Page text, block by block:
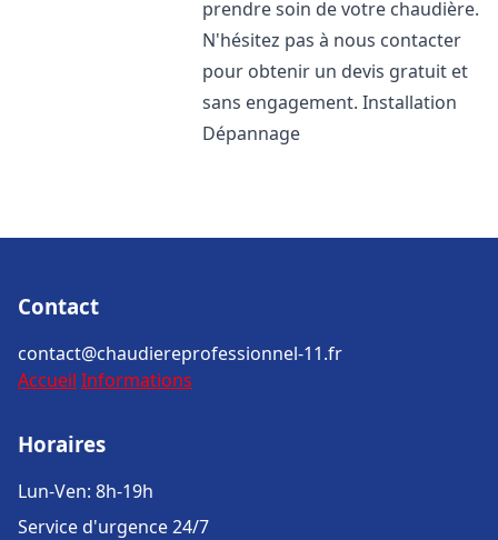
prendre soin de votre chaudière.
N'hésitez pas à nous contacter
pour obtenir un devis gratuit et
sans engagement. Installation
Dépannage
Contact
contact@chaudiereprofessionnel-11.fr
Accueil Informations
Horaires
Lun-Ven: 8h-19h
Service d'urgence 24/7